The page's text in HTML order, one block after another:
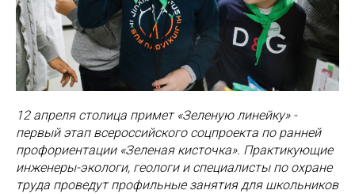
12 апреля столица примет «Зеленую линейку» -
первый этап всероссийского соцпроекта по ранней
профориентации «Зеленая кисточка». Практикующие
инженеры-экологи, геологи и специалисты по охране
труда проведут профильные занятия для школьников